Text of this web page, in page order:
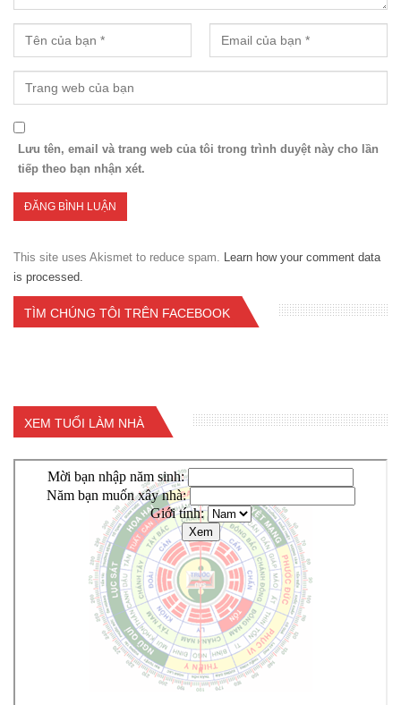
Lưu tên, email và trang web của tôi trong trình duyệt này cho lần
tiếp theo bạn nhận xét.
This site uses Akismet to reduce spam. Learn how your comment data
is processed.
TÌM CHÚNG TÔI TRÊN FACEBOOK
XEM TUỔI LÀM NHÀ